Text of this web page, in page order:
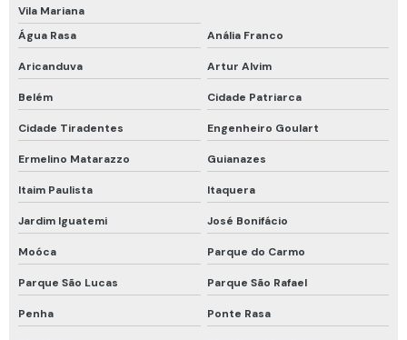
Roupa de proteção química
Roupa de proteção química nível a
Trava quedas retrátil 10m
Trava quedas retrátil 6 metros
Tubos colorimétricos
Tubos colorimétricos draeger
Vila Mariana
Água Rasa
Anália Franco
Aricanduva Artur Alvim
Belém Cidade Patriarca
Cidade Tiradentes Engenheiro Goulart
Ermelino Matarazzo Guianazes
Itaim Paulista Itaquera
Jardim Iguatemi José Bonifácio
Moóca Parque do Carmo
Parque São Lucas Parque São Rafael
Penha Ponte Rasa